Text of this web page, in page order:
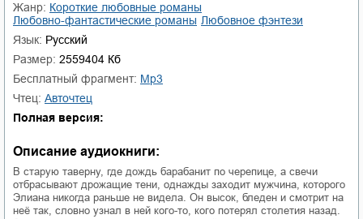
02.mp3 20:50
03.mp3
Жанр:
короткие любовные романы
любовно-фантастические романы
любовное фэнтези
Язык: Русский
Размер: 2559404 Кб
Бесплатный фрагмент:
mp3
Чтец:
Авточтец
Полная версия:
Описание аудиокниги:
В старую таверну, где дождь барабанит по черепице, а свечи
отбрасывают дрожащие тени, однажды заходит мужчина, которого
Элиана никогда раньше не видела. Он высок, бледен и смотрит на
неё так, словно узнал в ней кого-то, кого потерял столетия назад.